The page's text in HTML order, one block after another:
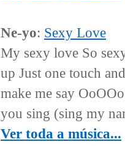
Ne-yo: Sexy Love
My sexy love So
up Just one touch
make me say
you sing (sing my
Ver toda a música...